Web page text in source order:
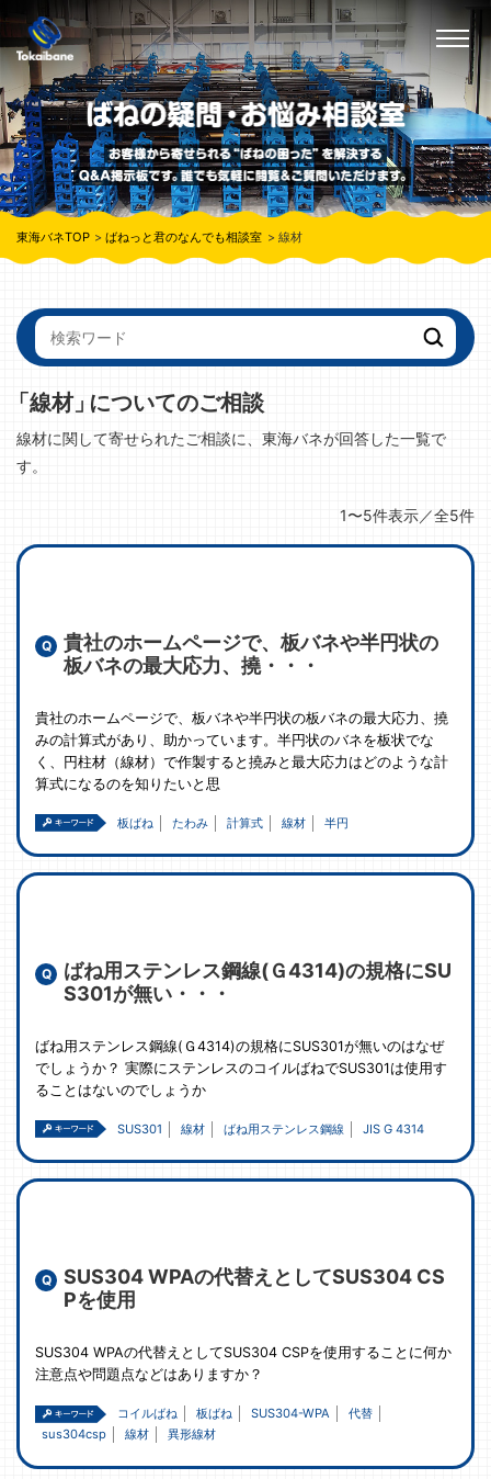
東海バネTOP ばねっと君のなんでも相談室 線材
「線材」についてのご相談
線材に関して寄せられたご相談に、東海バネが回答した一覧で
す。
1〜5件表示／全5件
貴社のホームページで、板バネや半円状の
板バネの最大応力、撓・・・
貴社のホームページで、板バネや半円状の板バネの最大応力、撓
みの計算式があり、助かっています。半円状のバネを板状でな
く、円柱材（線材）で作製すると撓みと最大応力はどのような計
算式になるのを知りたいと思
板ばね たわみ 計算式 線材 半円
ばね用ステンレス鋼線(Ｇ4314)の規格にSU
S301が無い・・・
ばね用ステンレス鋼線(Ｇ4314)の規格にSUS301が無いのはなぜ
でしょうか？ 実際にステンレスのコイルばねでSUS301は使用す
ることはないのでしょうか
SUS301 線材 ばね用ステンレス鋼線 JIS G 4314
SUS304 WPAの代替えとしてSUS304 CS
Pを使用
SUS304 WPAの代替えとしてSUS304 CSPを使用することに何か
注意点や問題点などはありますか？
コイルばね 板ばね SUS304-WPA
代替
sus304csp
線材 異形線材